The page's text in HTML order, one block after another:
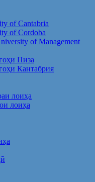
of Cantabria
of Cordoba
of Management
Пиза
Кантабрия
лоиҳа
лоиҳа